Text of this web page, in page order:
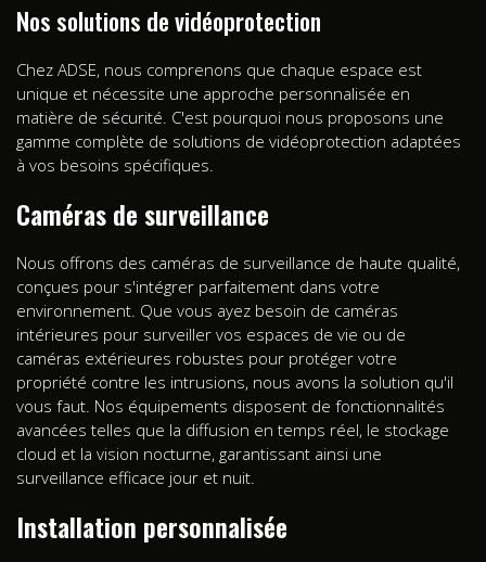
Nos solutions de vidéoprotection
Chez ADSE, nous comprenons que chaque espace est
unique et nécessite une approche personnalisée en
matière de sécurité. C'est pourquoi nous proposons une
gamme complète de solutions de vidéoprotection adaptées
à vos besoins spécifiques.
Caméras de surveillance
Nous offrons des caméras de surveillance de haute qualité,
conçues pour s'intégrer parfaitement dans votre
environnement. Que vous ayez besoin de caméras
intérieures pour surveiller vos espaces de vie ou de
caméras extérieures robustes pour protéger votre
propriété contre les intrusions, nous avons la solution qu'il
vous faut. Nos équipements disposent de fonctionnalités
avancées telles que la diffusion en temps réel, le stockage
cloud et la vision nocturne, garantissant ainsi une
surveillance efficace jour et nuit.
Installation personnalisée